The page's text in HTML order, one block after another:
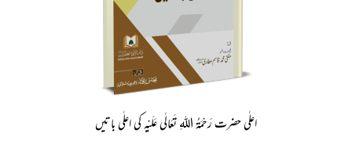
اعلٰی حضرت رَحْمَۃُ اللہِ تَعَالٰی عَلَیْہِ کی اعلٰی باتیں